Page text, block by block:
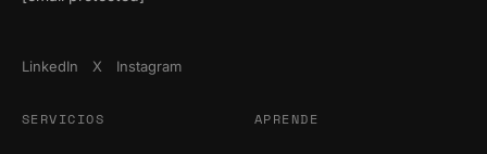
LinkedIn X Instagram
SERVICIOS APRENDE